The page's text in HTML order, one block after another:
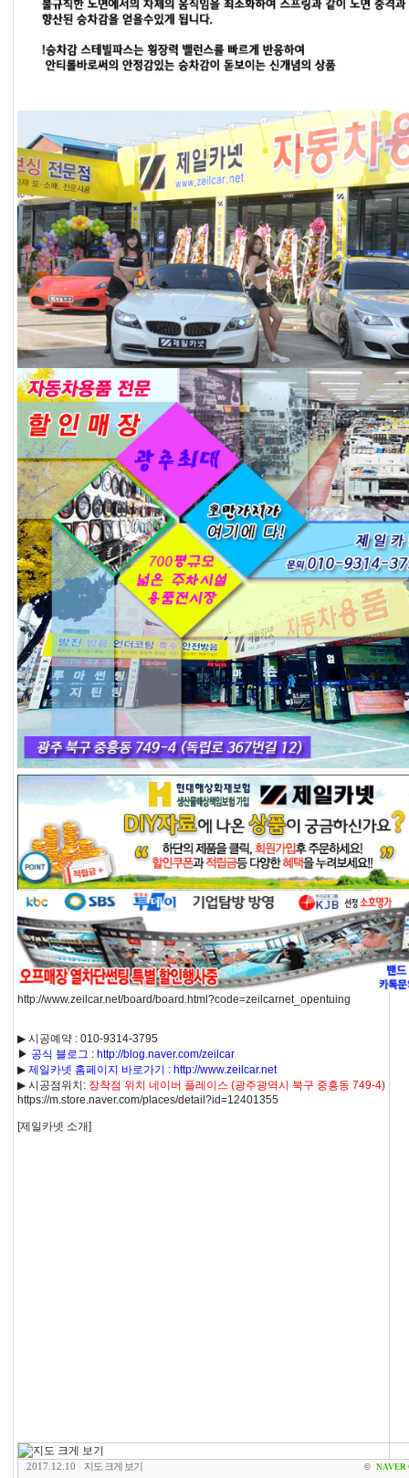
http://www.zeilcar.net/board/board.html?code=zeilcarnet_opentuing
▶ 시공예약 : 010-9314-3795
▶ 공식 블로그 : http://blog.naver.com/zeilcar
▶ 제일카넷 홈페이지 바로가기 : http://www.zeilcar.net
▶ 시공점위치: 장착점 위치 네이버 플레이스 (광주광역시 북구 중흥동 749-4)
https://m.store.naver.com/places/detail?id=12401355
[제일카넷 소개]
2017.12.10 지도 크게 보기 © NAVER